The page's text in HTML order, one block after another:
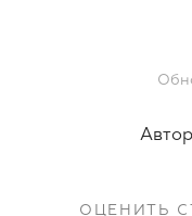
ОЦЕНИТЬ